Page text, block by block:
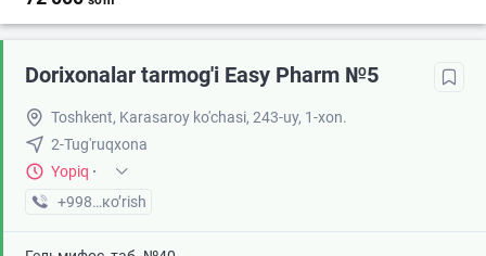
Dorixonalar tarmog'i Easy Pharm №5
Toshkent, Karasaroy ko'chasi, 243-uy, 1-xon.
2-Tug'ruqxona
Yopiq ·
+998 (94) XXX-XX-XX
кo’rish